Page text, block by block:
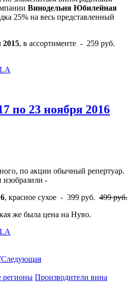
Винодельня Юбилейная
25% на весь представленный
, в ассортименте - 259 руб.
по 23 ноября 2016
по акции обычный репертуар.
-
, красное сухое - 399 руб. 499 руб.
же была цена на Нуво.
Следующая
Производители вина